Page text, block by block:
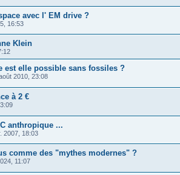
avec l' EM drive ?
16:53
Klein
est elle possible sans fossiles ?
2010, 23:08
à 2 €
anthropique ...
2007, 18:03
comme des "mythes modernes" ?
11:07